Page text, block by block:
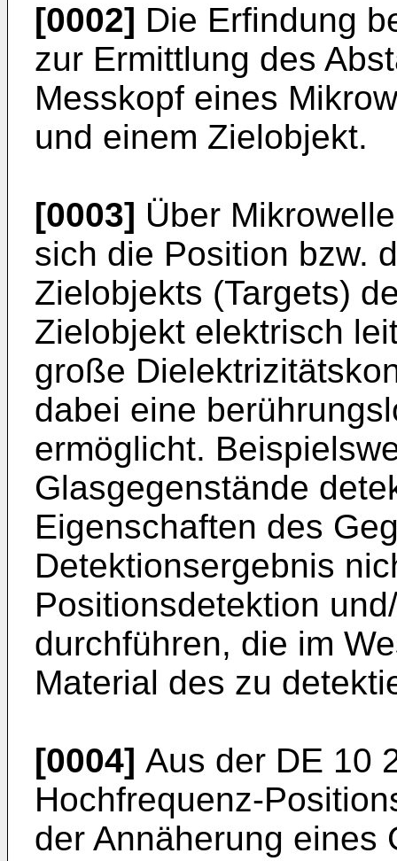
[0002] Die Erfindung
zur Ermittlung des
Messkopf eines
und einem Zielobjekt.
[0003] Über
sich die Position bzw.
Zielobjekts (Targets)
Zielobjekt elektrisch
große
dabei eine
ermöglicht.
Glasgegenstände
Eigenschaften des
Detektionsergebnis
Positionsdetektion
durchführen, die im
Material des zu
[0004] Aus der DE 10
Hochfrequenz-
der Annäherung eines